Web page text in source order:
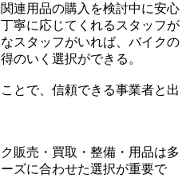
連用品の購入を検討中に安心
寧に応じてくれるスタッフが
スタッフがいれば、バイクの
のいく選択ができる。
とで、信頼できる事業者と出
販売・買取・整備・用品は多
ズに合わせた選択が重要で